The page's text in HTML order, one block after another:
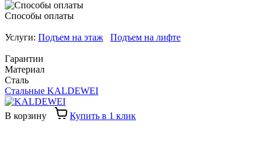
Способы оплаты
Услуги: Подъем на этаж Подъем на лифте
Гарантии
Материал
Сталь
Стальные KALDEWEI
В корзину Купить в 1 клик